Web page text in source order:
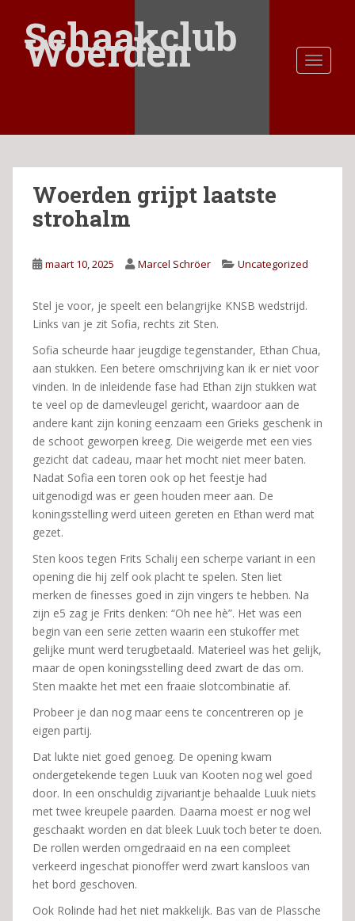
a
Schaakclub
Woerden
Woerden grijpt laatste
strohalm
maart 10, 2025 Marcel Schröer Uncategorized
Stel je voor, je speelt een belangrijke KNSB wedstrijd.
Links van je zit Sofia, rechts zit Sten.
Sofia scheurde haar jeugdige tegenstander, Ethan Chua,
aan stukken. Een betere omschrijving kan ik er niet voor
vinden. In de inleidende fase had Ethan zijn stukken wat
te veel op de damevleugel gericht, waardoor aan de
andere kant zijn koning eenzaam een Grieks geschenk in
de schoot geworpen kreeg. Die weigerde met een vies
gezicht dat cadeau, maar het mocht niet meer baten.
Nadat Sofia een toren ook op het feestje had
uitgenodigd was er geen houden meer aan. De
koningsstelling werd uiteen gereten en Ethan werd mat
gezet.
Sten koos tegen Frits Schalij een scherpe variant in een
opening die hij zelf ook placht te spelen. Sten liet
merken de finesses goed in zijn vingers te hebben. Na
zijn e5 zag je Frits denken: “Oh nee hè”. Het was een
begin van een serie zetten waarin een stukoffer met
gelijke munt werd terugbetaald. Materieel was het gelijk,
maar de open koningsstelling deed zwart de das om.
Sten maakte het met een fraaie slotcombinatie af.
Probeer je dan nog maar eens te concentreren op je
eigen partij.
Dat lukte niet goed genoeg. De opening kwam
ondergetekende tegen Luuk van Kooten nog wel goed
door. In een onschuldig zijvariantje behaalde Luuk niets
met twee kreupele paarden. Daarna moest er nog wel
geschaakt worden en dat bleek Luuk toch beter te doen.
De rollen werden omgedraaid en na een compleet
verkeerd ingeschat pionoffer werd zwart kansloos van
het bord geschoven.
Ook Rolinde had het niet makkelijk. Bas van de Plassche